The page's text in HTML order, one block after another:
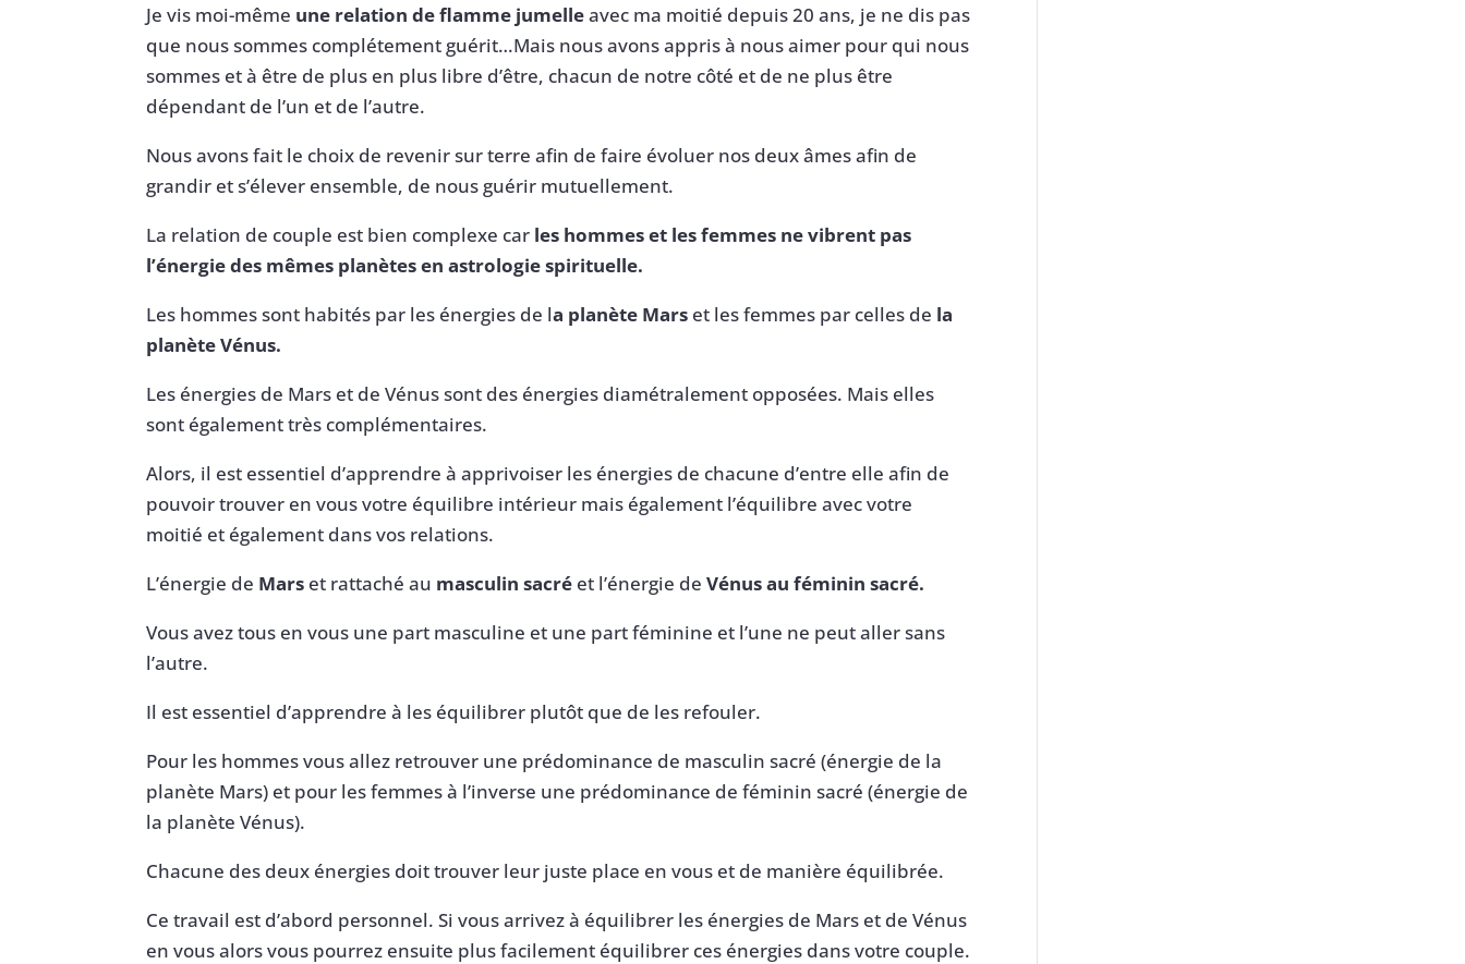
Je vis moi-même une relation de flamme jumelleavec ma moitié depuis 20 ans, je ne dis pas
que nous sommes complétement guérit…Mais nous avons appris à nous aimer pour qui nous
sommes et à être de plus en plus libre d’être, chacun de notre côté et de ne plus être
dépendant de l’un et de l’autre.
Nous avons fait le choix de revenir sur terre afin de faire évoluer nos deux âmes afin de
grandir et s’élever ensemble, de nous guérir mutuellement.
La relation de couple est bien complexe car les hommes et les femmes ne vibrent pas
l’énergie des mêmes planètes en astrologie spirituelle.
Les hommes sont habités par les énergies de la planète Mars et les femmes par celles de la
planète Vénus.
Les énergies de Mars et de Vénus sont des énergies diamétralement opposées. Mais elles
sont également très complémentaires.
Alors, il est essentiel d’apprendre à apprivoiser les énergies de chacune d’entre elle afin de
pouvoir trouver en vous votre équilibre intérieur mais également l’équilibre avec votre
moitié et également dans vos relations.
L’énergie de Mars et rattaché au masculin sacré et l’énergie deVénus au féminin sacré.
Vous avez tous en vous une part masculine et une part féminine et l’une ne peut aller sans
l’autre.
Il est essentiel d’apprendre à les équilibrer plutôt que de les refouler.
Pour les hommes vous allez retrouver une prédominance de masculin sacré (énergie de la
planète Mars) et pour les femmes à l’inverse une prédominance de féminin sacré (énergie de
la planète Vénus).
Chacune des deux énergies doit trouver leur juste place en vous et de manière équilibrée.
Ce travail est d’abord personnel. Si vous arrivez à équilibrer les énergies de Mars et de Vénus
en vous alors vous pourrez ensuite plus facilement équilibrer ces énergies dans votre couple.